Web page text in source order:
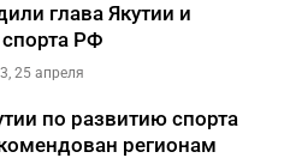
глава Якутии и
РФ
25 апреля
по развитию спорта
регионам